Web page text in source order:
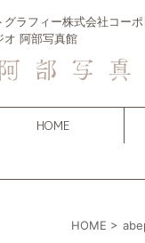
グラフィー株式会社コー
オ 阿部写真館
HOME
HOME >